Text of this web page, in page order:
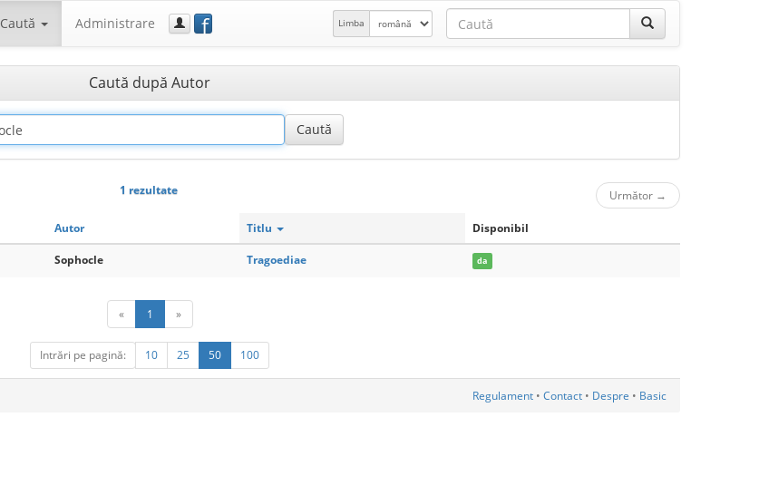
Caută Administrare f Limba
Caută după Autor
1 rezultate Următor →
Autor Titlu Disponibil
Sophocle Tragoediae da
« 1 »
Intrări pe pagină: 10 25 50 100
Regulament • Contact • Despre • Basic